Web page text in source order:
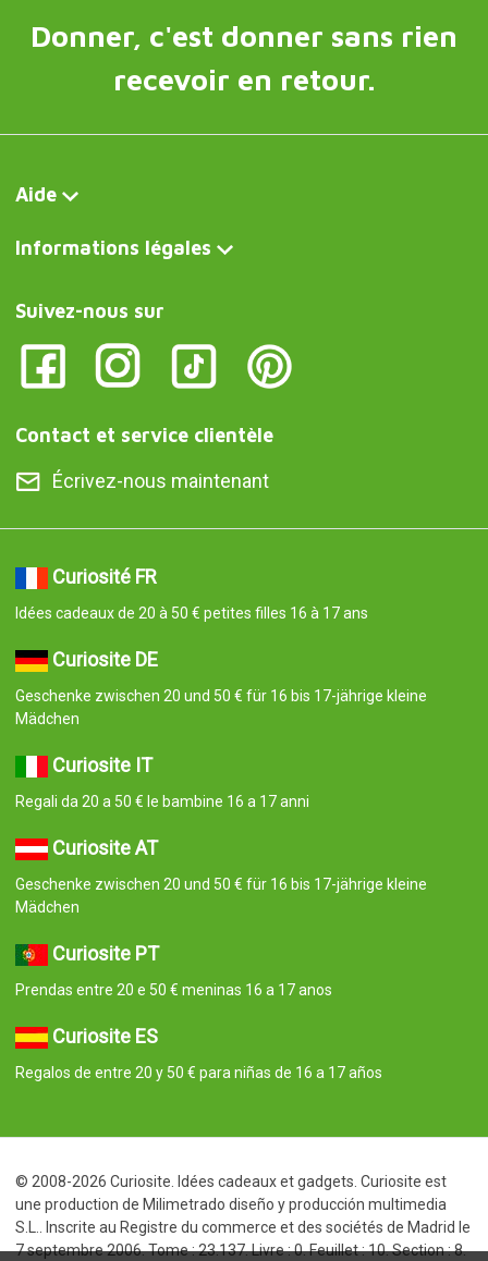
Donner, c'est donner sans rien
recevoir en retour.
Aide
Informations légales
Suivez-nous sur
Contact et service clientèle
Écrivez-nous maintenant
Curiosité FR
Idées cadeaux de 20 à 50 € petites filles 16 à 17 ans
Curiosite DE
Geschenke zwischen 20 und 50 € für 16 bis 17-jährige kleine
Mädchen
Curiosite IT
Regali da 20 a 50 € le bambine 16 a 17 anni
Curiosite AT
Geschenke zwischen 20 und 50 € für 16 bis 17-jährige kleine
Mädchen
Curiosite PT
Prendas entre 20 e 50 € meninas 16 a 17 anos
Curiosite ES
Regalos de entre 20 y 50 € para niñas de 16 a 17 años
© 2008-2026 Curiosite. Idées cadeaux et gadgets. Curiosite est
une production de Milimetrado diseño y producción multimedia
S.L.. Inscrite au Registre du commerce et des sociétés de Madrid le
7 septembre 2006. Tome : 23.137. Livre : 0. Feuillet : 10. Section : 8.